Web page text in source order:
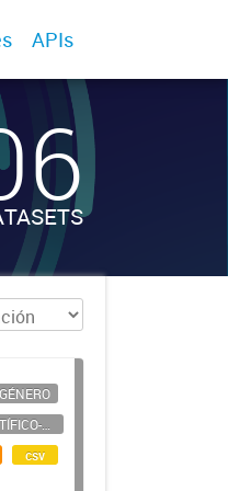
APIs
GÉNERO
PERSONAL CIENTÍFICO-TECNOLÓGICO
csv